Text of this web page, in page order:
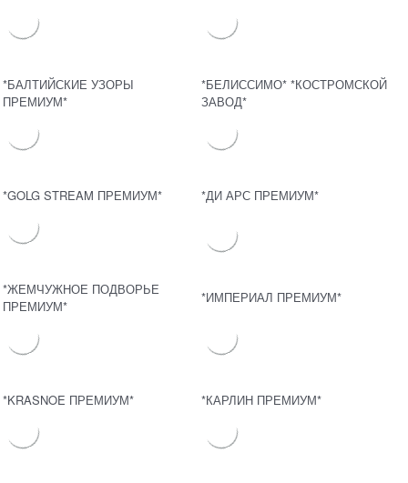
*БАЛТИЙСКИЕ УЗОРЫ
ПРЕМИУМ*
*БЕЛИССИМО* *КОСТРОМСКОЙ
ЗАВОД*
*GOLG STREAM ПРЕМИУМ* *ДИ АРС ПРЕМИУМ*
*ЖЕМЧУЖНОЕ ПОДВОРЬЕ
ПРЕМИУМ*
*ИМПЕРИАЛ ПРЕМИУМ*
*KRASNOE ПРЕМИУМ* *КАРЛИН ПРЕМИУМ*